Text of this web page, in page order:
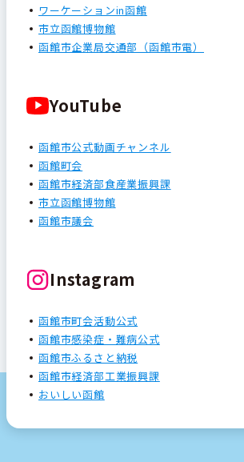
ワーケーションin函館
市立函館博物館
函館市企業局交通部（函館市電）
YouTube
函館市公式動画チャンネル
函館町会
函館市経済部食産業振興課
市立函館博物館
函館市議会
Instagram
函館市町会活動公式
函館市感染症・難病公式
函館市ふるさと納税
函館市経済部工業振興課
おいしい函館